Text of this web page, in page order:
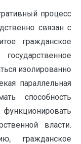
процесс
связан с
гражданское
изолированно
параллельная
способность
власти.
гражданское